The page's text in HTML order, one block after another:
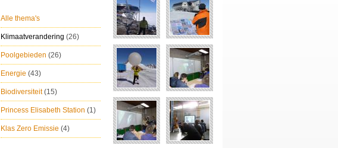
Alle thema's
Klimaatverandering (26)
Poolgebieden (26)
Energie (43)
Biodiversiteit(15)
Princess Elisabeth Station (1)
Klas Zero Emissie (4)